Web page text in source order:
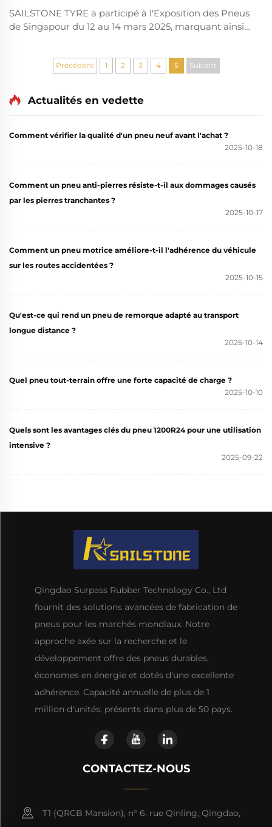
SAILSTONE TYRE a participé à l'Exposition des Pneus
de Singapour du 12 au 14 mars 2025, marquant ainsi
que nouveau venu dans le secteur, nous avons mené
Sud-Est asiatique...
Précédent 1 2 3 4 5 Suivant
Actualités en vedette
Comment vérifier la qualité d'un pneu neuf avant l'achat ?
2025-10-18
Comment un pneu anti-pierres résiste-t-il aux dommages causés
par les pierres tranchantes ?
2025-10-17
Comment un pneu motrice améliore-t-il l'adhérence du véhicule
sur les routes accidentées ?
2025-10-15
Qu'est-ce qui rend un pneu de remorque adapté au transport
longue distance ?
2025-10-14
Quel pneu tout-terrain offre une forte capacité de charge ?
2025-10-10
Quels sont les avantages clés du pneu 1200R24 pour une utilisation
intensive ?
2025-09-22
Qingdao Surpass Rubber Technology Co., Ltd
fournit des solutions avancées de fabrication de
pneus pour les marchés mondiaux. Notre
approche axée sur la recherche et le
développement offre des pneus durables,
économes en énergie et dotés d'une excellente
adhérence. Capacité annuelle de plus de 1
million d'unités, présents dans plus de 50 pays.
CONTACTEZ-NOUS
T1 (QRCB Mansion), n° 6, rue Qinling, Qingdao,